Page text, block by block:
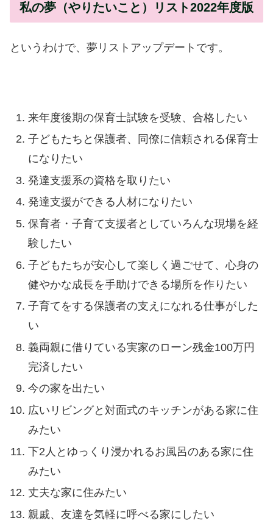
私の夢（やりたいこと）リスト2022年度版
というわけで、夢リストアップデートです。
来年度後期の保育士試験を受験、合格したい
子どもたちと保護者、同僚に信頼される保育士
になりたい
発達支援系の資格を取りたい
発達支援ができる人材になりたい
保育者・子育て支援者としていろんな現場を経
験したい
子どもたちが安心して楽しく過ごせて、心身の
健やかな成長を手助けできる場所を作りたい
子育てをする保護者の支えになれる仕事がした
い
義両親に借りている実家のローン残金100万円
完済したい
今の家を出たい
広いリビングと対面式のキッチンがある家に住
みたい
下2人とゆっくり浸かれるお風呂のある家に住
みたい
丈夫な家に住みたい
親戚、友達を気軽に呼べる家にしたい